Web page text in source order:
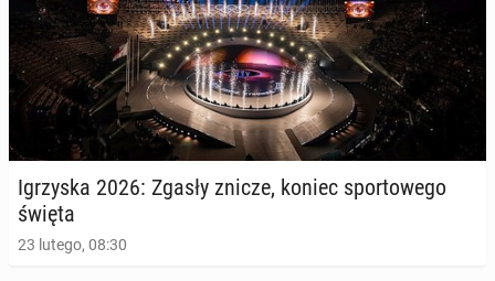
Igrzy­ska 2026: Zgasły znicze, koniec spor­to­we­go
święta
23 lutego, 08:30